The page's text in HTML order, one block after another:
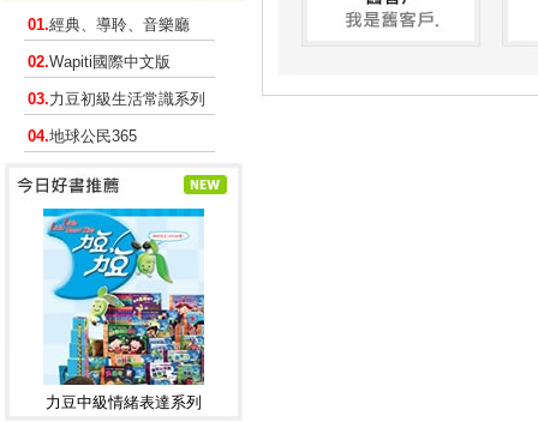
01.經典、導聆、音樂廳
02.Wapiti國際中文版
03.力豆初級生活常識系列
04.地球公民365
力豆中級情緒表達系列